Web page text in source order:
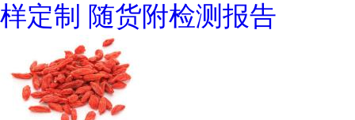
样定制 随货附检测报告